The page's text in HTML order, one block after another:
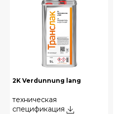
2K Verdunnung lang
техническая
спецификация